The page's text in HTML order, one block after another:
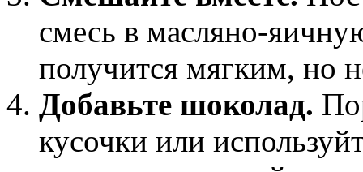
смесь в масляно-
получится мягким, но
Добавьте шоколад.
кусочки или